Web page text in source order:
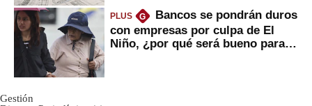
PLUS G
Bancos se pondrán duros
con empresas por culpa de El
Niño, ¿por qué será bueno para
Gestión